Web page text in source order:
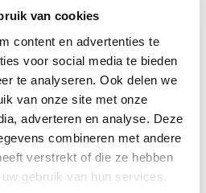
van cookies
content en advertenties te
voor social media te bieden
te analyseren. Ook delen we
van onze site met onze
adverteren en analyse. Deze
combineren met andere
verstrekt of die ze hebben
gebruik van hun services.
Zet op